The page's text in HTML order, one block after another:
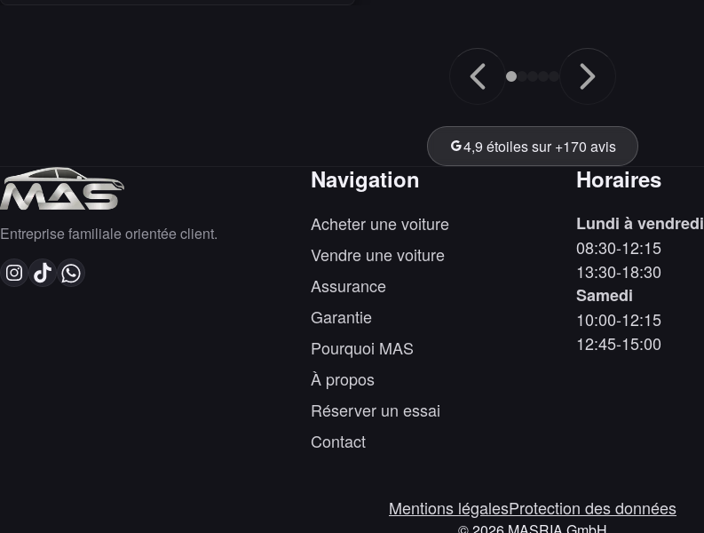
4,9 étoiles sur +170 avis
Entreprise familiale orientée client.
Navigation
Acheter une voiture
Vendre une voiture
Assurance
Garantie
Pourquoi MAS
À propos
Réserver un essai
Contact
Horaires
Lundi à vendredi
08:30-12:15
13:30-18:30
Samedi
10:00-12:15
12:45-15:00
Mentions légalesProtection des données